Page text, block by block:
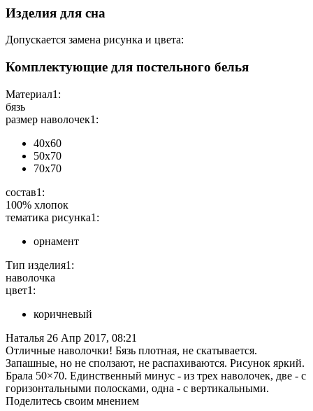
Изделия для сна
Допускается замена рисунка и цвета:
Комплектующие для постельного белья
Материал1:
бязь
размер наволочек1:
40х60
50х70
70х70
состав1:
100% хлопок
тематика рисунка1:
орнамент
Тип изделия1:
наволочка
цвет1:
коричневый
Наталья 26 Апр 2017, 08:21
Отличные наволочки! Бязь плотная, не скатывается.
Запашные, но не сползают, не распахиваются. Рисунок яркий.
Брала 50×70. Единственный минус - из трех наволочек, две - с
горизонтальными полосками, одна - с вертикальными.
Поделитесь своим мнением